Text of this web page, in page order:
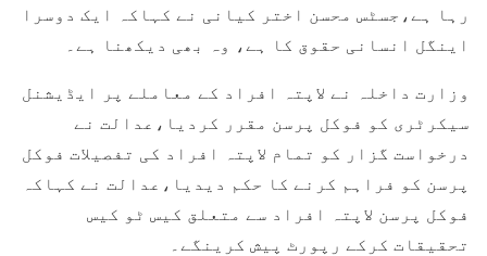
رہا ہے،جسٹس محسن اختر کیانی نے کہاکہ ایک دوسرا
اینگل انسانی حقوق کا ہے، وہ بھی دیکھنا ہے۔
وزارت داخلہ نے لاپتہ افراد کے معاملے پر ایڈیشنل
سیکرٹری کو فوکل پرسن مقرر کردیا،عدالت نے
درخواست گزار کو تمام لاپتہ افراد کی تفصیلات فوکل
پرسن کو فراہم کرنے کا حکم دیدیا،عدالت نے کہاکہ
فوکل پرسن لاپتہ افراد سے متعلق کیس ٹو کیس
تحقیقات کرکے رپورٹ پیش کرینگے۔